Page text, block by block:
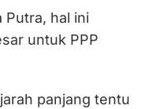
Putra, hal ini
untuk PPP
panjang tentu